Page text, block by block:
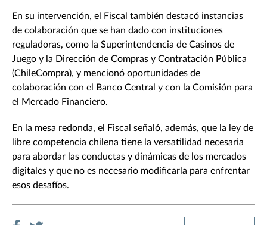
En su intervención, el Fiscal también destacó instancias
de colaboración que se han dado con instituciones
reguladoras, como la Superintendencia de Casinos de
Juego y la Dirección de Compras y Contratación Pública
(ChileCompra), y mencionó oportunidades de
colaboración con el Banco Central y con la Comisión para
el Mercado Financiero.
En la mesa redonda, el Fiscal señaló, además, que la ley de
libre competencia chilena tiene la versatilidad necesaria
para abordar las conductas y dinámicas de los mercados
digitales y que no es necesario modificarla para enfrentar
esos desafíos.